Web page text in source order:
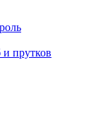
прутков